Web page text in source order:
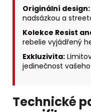
Originální design:
nadsázkou a
Kolekce Resist
rebelie vyjádřený
Exkluzivita:
jedinečnost
Technické